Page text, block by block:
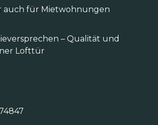
auch für Mietwohnungen
– Qualität und
Lofttür